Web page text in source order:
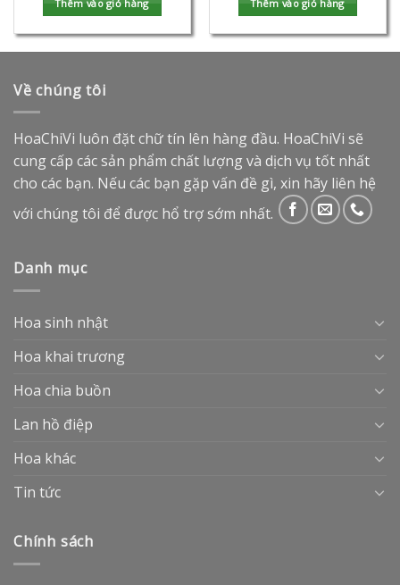
Thêm vào giỏ hàng Thêm vào giỏ hàng
Về chúng tôi
HoaChiVi luôn đặt chữ tín lên hàng đầu. HoaChiVi sẽ
cung cấp các sản phẩm chất lượng và dịch vụ tốt nhất
cho các bạn. Nếu các bạn gặp vấn đề gì, xin hãy liên hệ
với chúng tôi để được hổ trợ sớm nhất.
Danh mục
Hoa sinh nhật
Hoa khai trương
Hoa chia buồn
Lan hồ điệp
Hoa khác
Tin tức
Chính sách